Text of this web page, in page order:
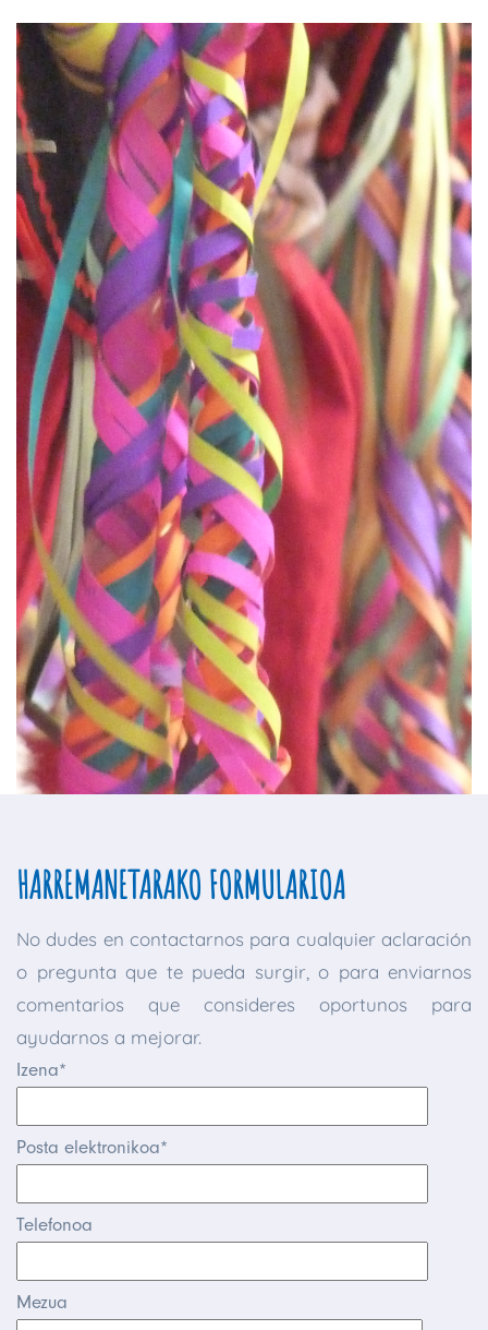
HARREMANETARAKO FORMULARIOA
No dudes en contactarnos para cualquier aclaración
o pregunta que te pueda surgir, o para enviarnos
comentarios que consideres oportunos para
ayudarnos a mejorar.
Izena*
Posta elektronikoa*
Telefonoa
Mezua